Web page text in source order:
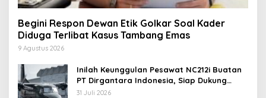
Begini Respon Dewan Etik Golkar Soal Kader
Diduga Terlibat Kasus Tambang Emas
9 Agustus 2026
Inilah Keunggulan Pesawat NC212i Buatan
PT Dirgantara Indonesia, Siap Dukung
Berbagai Operasi TNI
31 Juli 2026